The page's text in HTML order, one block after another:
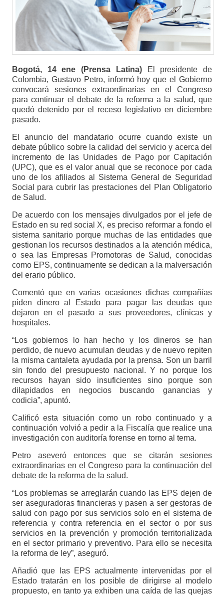
Bogotá, 14 ene (Prensa Latina)El presidente de
Colombia, Gustavo Petro, informó hoy que el Gobierno
convocará sesiones extraordinarias en el Congreso
para continuar el debate de la reforma a la salud, que
quedó detenido por el receso legislativo en diciembre
pasado.
El anuncio del mandatario ocurre cuando existe un
debate público sobre la calidad del servicio y acerca del
incremento de las Unidades de Pago por Capitación
(UPC), que es el valor anual que se reconoce por cada
uno de los afiliados al Sistema General de Seguridad
Social para cubrir las prestaciones del Plan Obligatorio
de Salud.
De acuerdo con los mensajes divulgados por el jefe de
Estado en su red social X, es preciso reformar a fondo el
sistema sanitario porque muchas de las entidades que
gestionan los recursos destinados a la atención médica,
o sea las Empresas Promotoras de Salud, conocidas
como EPS, continuamente se dedican a la malversación
del erario público.
Comentó que en varias ocasiones dichas compañías
piden dinero al Estado para pagar las deudas que
dejaron en el pasado a sus proveedores, clínicas y
hospitales.
“Los gobiernos lo han hecho y los dineros se han
perdido, de nuevo acumulan deudas y de nuevo repiten
la misma cantaleta ayudada por la prensa. Son un barril
sin fondo del presupuesto nacional. Y no porque los
recursos hayan sido insuficientes sino porque son
dilapidados en negocios buscando ganancias y
codicia”, apuntó.
Calificó esta situación como un robo continuado y a
continuación volvió a pedir a la Fiscalía que realice una
investigación con auditoría forense en torno al tema.
Petro aseveró entonces que se citarán sesiones
extraordinarias en el Congreso para la continuación del
debate de la reforma de la salud.
“Los problemas se arreglarán cuando las EPS dejen de
ser aseguradoras financieras y pasen a ser gestoras de
salud con pago por sus servicios solo en el sistema de
referencia y contra referencia en el sector o por sus
servicios en la prevención y promoción territorializada
en el sector primario y preventivo. Para ello se necesita
la reforma de ley”, aseguró.
Añadió que las EPS actualmente intervenidas por el
Estado tratarán en los posible de dirigirse al modelo
propuesto, en tanto ya exhiben una caída de las quejas